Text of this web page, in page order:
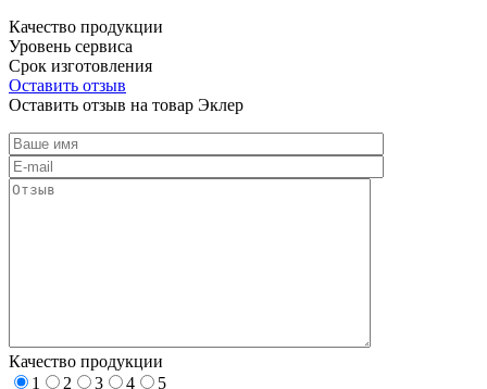
Качество продукции
Уровень сервиса
Срок изготовления
Оставить отзыв
Оставить отзыв на товар Эклер
Качество продукции
1
2 3 4
5